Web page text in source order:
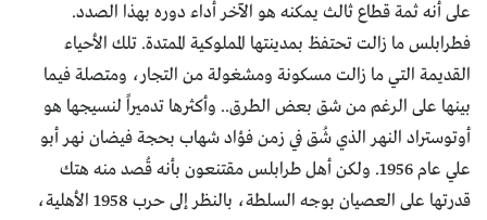
على أنه ثمة قطاع ثالث يمكنه هو الآخر أداء دوره بهذا الصدد.
فطرابلس ما زالت تحتفظ بمدينتها المملوكية الممتدة. تلك الأحياء
القديمة التي ما زالت مسكونة ومشغولة من التجار، ومتصلة فيما
بينها على الرغم من شق بعض الطرق.. وأكثرها تدميراً لنسيجها هو
أوتوستراد النهر الذي شُق في زمن فؤاد شهاب بحجة فيضان نهر أبو
علي عام 1956. ولكن أهل طرابلس مقتنعون بأنه قُصد منه هتك
قدرتها على العصيان بوجه السلطة، بالنظر إلى حرب 1958 الأهلية،